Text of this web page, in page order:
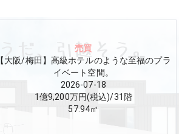
売買
【大阪/梅田】高級ホテルのような至福のプラ
イベート空間。
2026-07-18
1億9,200万円(税込)/31 階
57.94㎡